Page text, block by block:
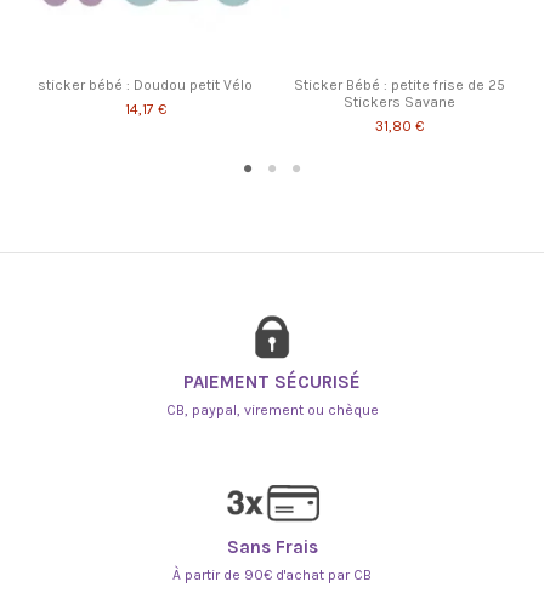
sticker bébé : Doudou petit Vélo
14,17 €
Sticker Bébé : petite frise de 25
Stickers Savane
31,80 €
PAIEMENT SÉCURISÉ
CB, paypal, virement ou chèque
Sans Frais
À partir de 90€ d'achat par CB